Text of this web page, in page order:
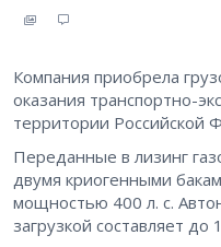
Компания приобрела
оказания транспортно-
территории Российской
Переданные в лизинг
двумя криогенными
мощностью 400 л. с.
загрузкой составляет до